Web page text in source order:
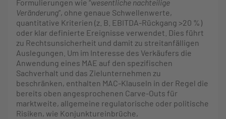
Formulierungen wie “wesentliche nachteilige
Veränderung”, ohne genaue Schwellenwerte,
quantitative Kriterien (z. B. EBITDA-Rückgang >20 %)
oder klar definierte Ereignisse verwendet. Dies führt
zu Rechtsunsicherheit und damit zu streitanfälligen
Auslegungen. Um im Interesse des Verkäufers die
Anwendung eines MAE auf den spezifischen
Sachverhalt und das Zielunternehmen zu
beschränken, enthalten MAC-Klauseln in der Regel die
bereits oben angesprochenen Carve-Outs für
marktweite, allgemeine regulatorische oder politische
Risiken, wie Konjunktureinbrüche,